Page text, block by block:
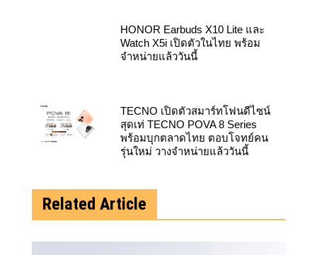
HONOR Earbuds X10 Lite และ
Watch X5i เปิดตัวในไทย พร้อม
จำหน่ายแล้ววันนี้
สุดเท่ TECNO POVA 8 Series
พร้อมบุกตลาดไทย ตอบโจทย์คน
รุ่นใหม่ วางจำหน่ายแล้ววันนี้
Related Article